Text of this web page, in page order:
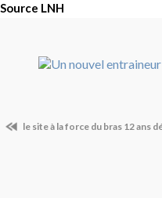
Source LNH
le site à la force du bras 12 ans